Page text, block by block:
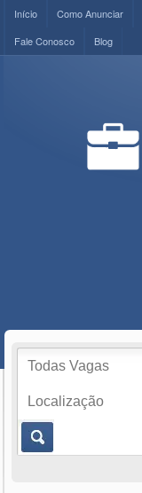
Início Como Anunciar
Fale Conosco
Blog